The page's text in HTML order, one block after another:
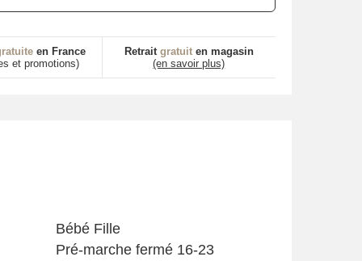
en France
et promotions)
Retrait gratuiten magasin
(en savoir plus)
Bébé Fille
Pré-marche fermé 16-23